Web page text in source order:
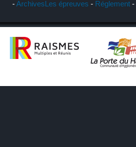
-ArchivesLes épreuves - Réglement -